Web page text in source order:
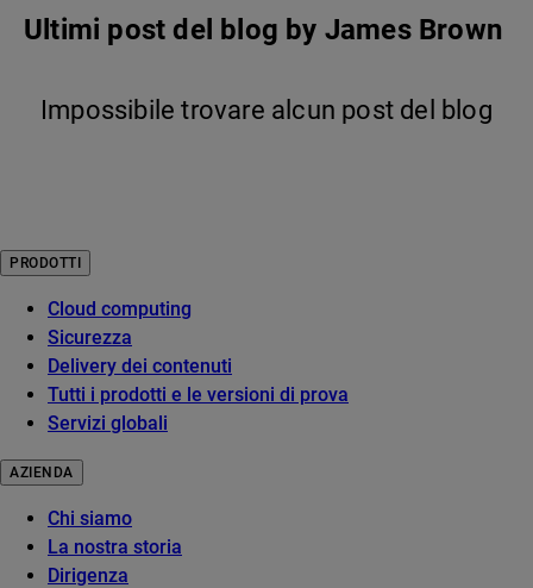
Ultimi post del blog by James Brown
Impossibile trovare alcun post del blog
PRODOTTI
Cloud computing
Sicurezza
Delivery dei contenuti
Tutti i prodotti e le versioni di prova
Servizi globali
AZIENDA
Chi siamo
La nostra storia
Dirigenza